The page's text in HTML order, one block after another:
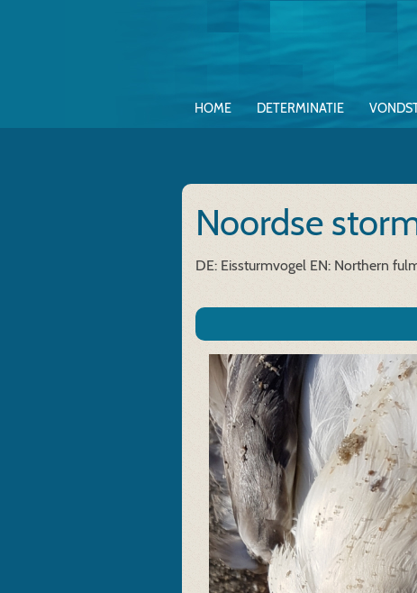
HOME DETERMINATIE
Noordse
DE: Eissturmvogel EN: Northern